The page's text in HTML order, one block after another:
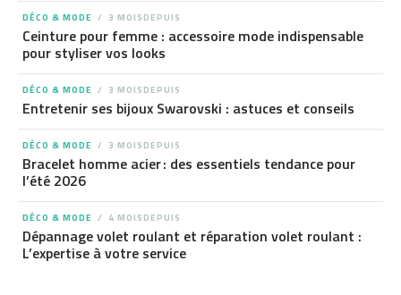
DÉCO & MODE 3 MOISDEPUIS
Ceinture pour femme : accessoire mode indispensable
pour styliser vos looks
DÉCO & MODE 3 MOISDEPUIS
Entretenir ses bijoux Swarovski : astuces et conseils
DÉCO & MODE 3 MOISDEPUIS
Bracelet homme acier : des essentiels tendance pour
l’été 2026
DÉCO & MODE 4 MOISDEPUIS
Dépannage volet roulant et réparation volet roulant :
L’expertise à votre service